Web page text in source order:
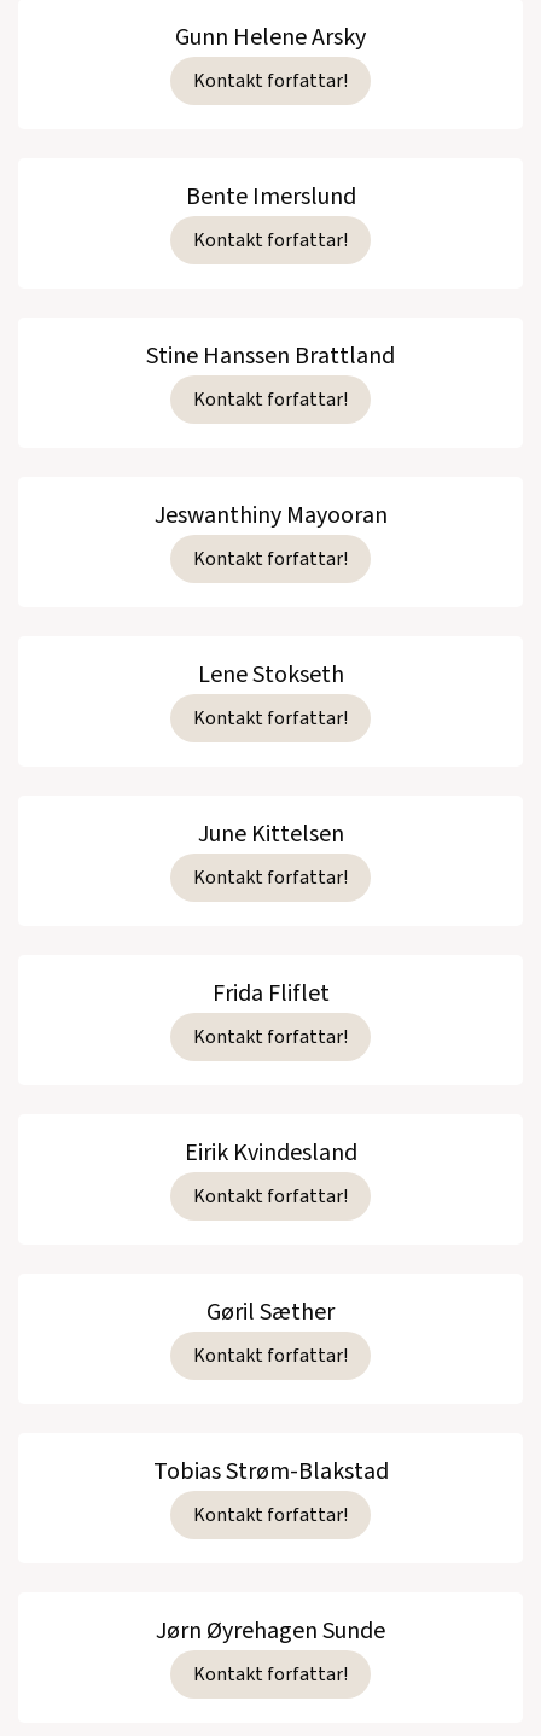
Gunn Helene Arsky
Kontakt forfattar!
Bente Imerslund
Kontakt forfattar!
Stine Hanssen Brattland
Kontakt forfattar!
Jeswanthiny Mayooran
Kontakt forfattar!
Lene Stokseth
Kontakt forfattar!
June Kittelsen
Kontakt forfattar!
Frida Fliflet
Kontakt forfattar!
Eirik Kvindesland
Kontakt forfattar!
Gøril Sæther
Kontakt forfattar!
Tobias Strøm-Blakstad
Kontakt forfattar!
Jørn Øyrehagen Sunde
Kontakt forfattar!